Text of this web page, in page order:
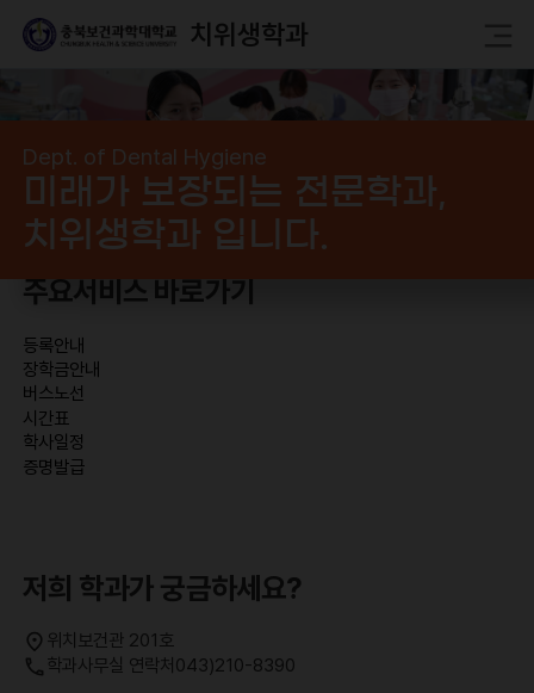
치위생학과
Dept. of Dental Hygiene
미래가 보장되는 전문학과,
치위생학과 입니다.
주요서비스 바로가기
등록안내
장학금안내
버스노선
시간표
학사일정
증명발급
저희 학과가 궁금하세요?
위치보건관 201호
학과사무실 연락처043)210-8390